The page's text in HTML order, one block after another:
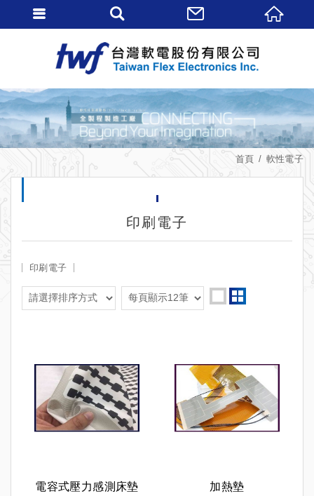
首頁 軟性電子
印刷電子
印刷電子
電容式壓力感測床墊 加熱墊